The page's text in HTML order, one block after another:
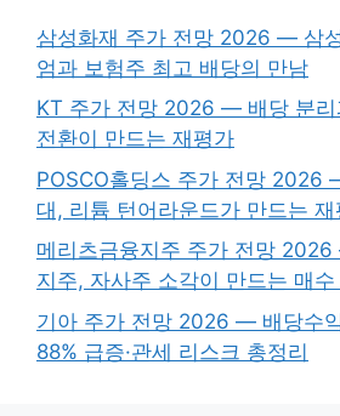
삼성화재 주가 전망 2026 — 삼
엄과 보험주 최고 배당의 만남
KT 주가 전망 2026 — 배당 분리
전환이 만드는 재평가
POSCO홀딩스 주가 전망 2026
대, 리튬 턴어라운드가 만드는 재
메리츠금융지주 주가 전망
지주, 자사주 소각이 만드는 매수
기아 주가 전망 2026 — 배당수
88% 급증·관세 리스크 총정리